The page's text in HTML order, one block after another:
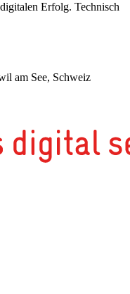
Erfolg. Technisch
am See, Schweiz